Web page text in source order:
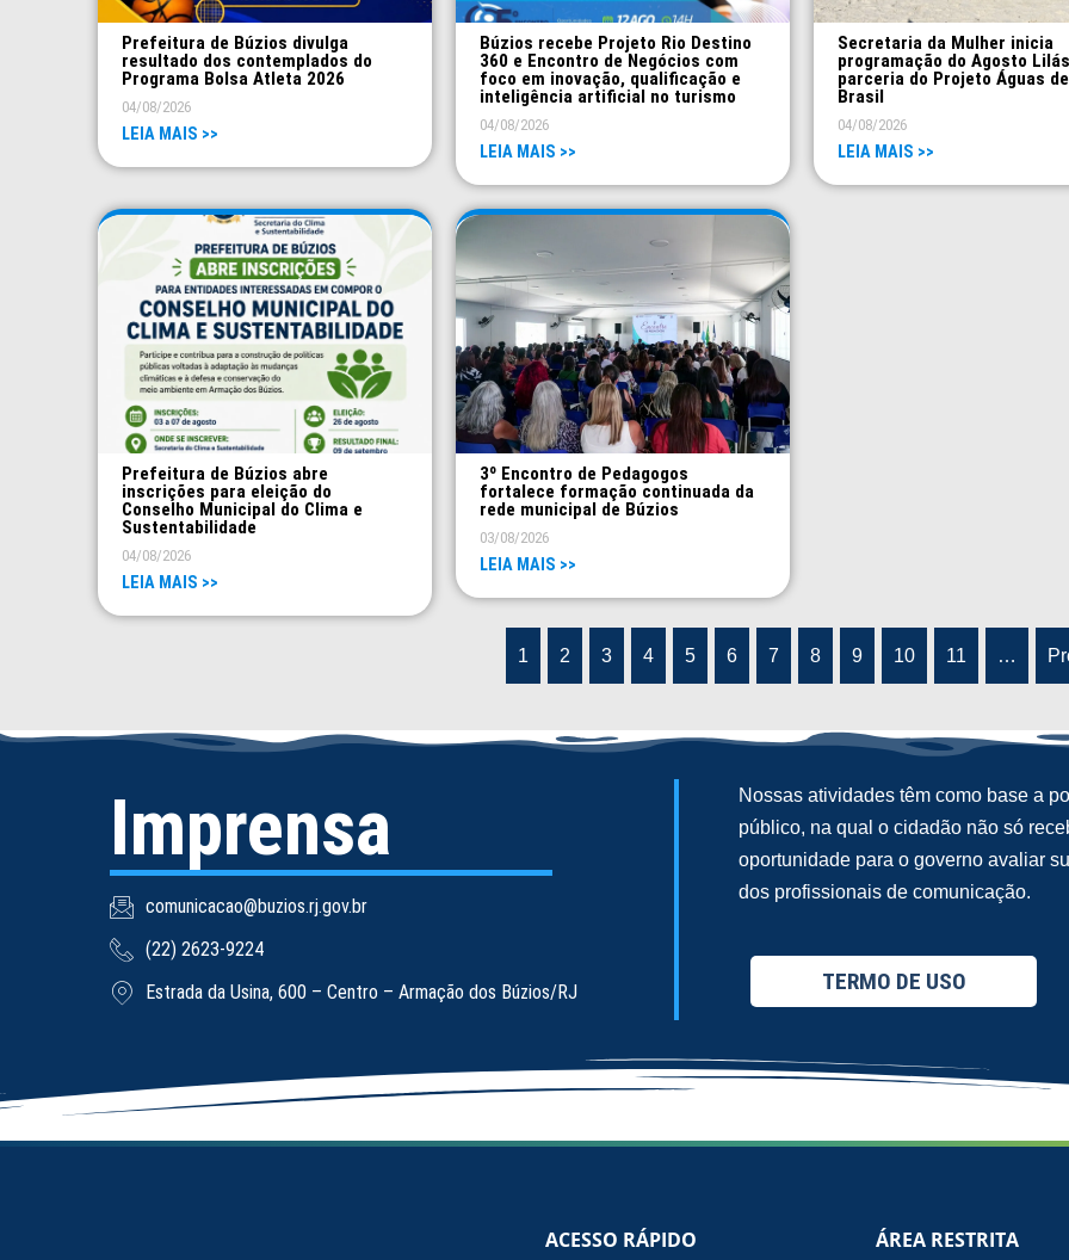
Prefeitura de Búzios divulga
resultado dos contemplados do
Programa Bolsa Atleta 2026
04/08/2026
LEIA MAIS >>
Búzios recebe Projeto Rio Destino
360 e Encontro de Negócios com
foco em inovação, qualificação e
inteligência artificial no turismo
04/08/2026
LEIA MAIS >>
Secretaria da Mulher inicia
programação do Agosto
parceria do Projeto Águas
Brasil
04/08/2026
LEIA MAIS >>
Prefeitura de Búzios abre
inscrições para eleição do
Conselho Municipal do Clima e
Sustentabilidade
04/08/2026
LEIA MAIS >>
3º Encontro de Pedagogos
fortalece formação continuada da
rede municipal de Búzios
03/08/2026
LEIA MAIS >>
1 2 3 4 5 6 7 8 9 10 11 …
Imprensa
comunicacao@buzios.rj.gov.br
(22) 2623-9224
Estrada da Usina, 600 – Centro – Armação dos Búzios/RJ
Nossas atividades têm como base a
público, na qual o cidadão não só
oportunidade para o governo avaliar
dos profissionais de comunicação.
TERMO DE USO
ACESSO RÁPIDO ÁREA RESTRITA